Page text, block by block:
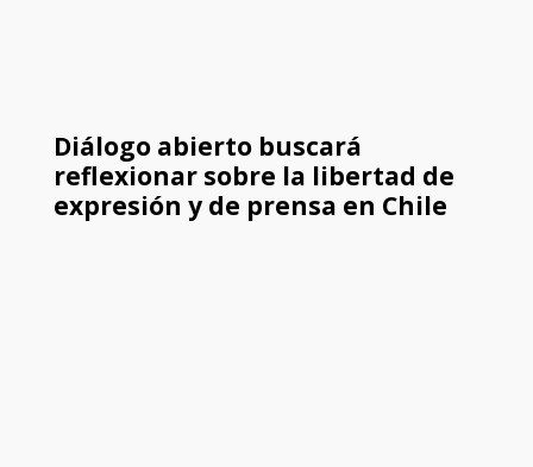
Diálogo abierto buscará
reflexionar sobre la libertad de
expresión y de prensa en Chile